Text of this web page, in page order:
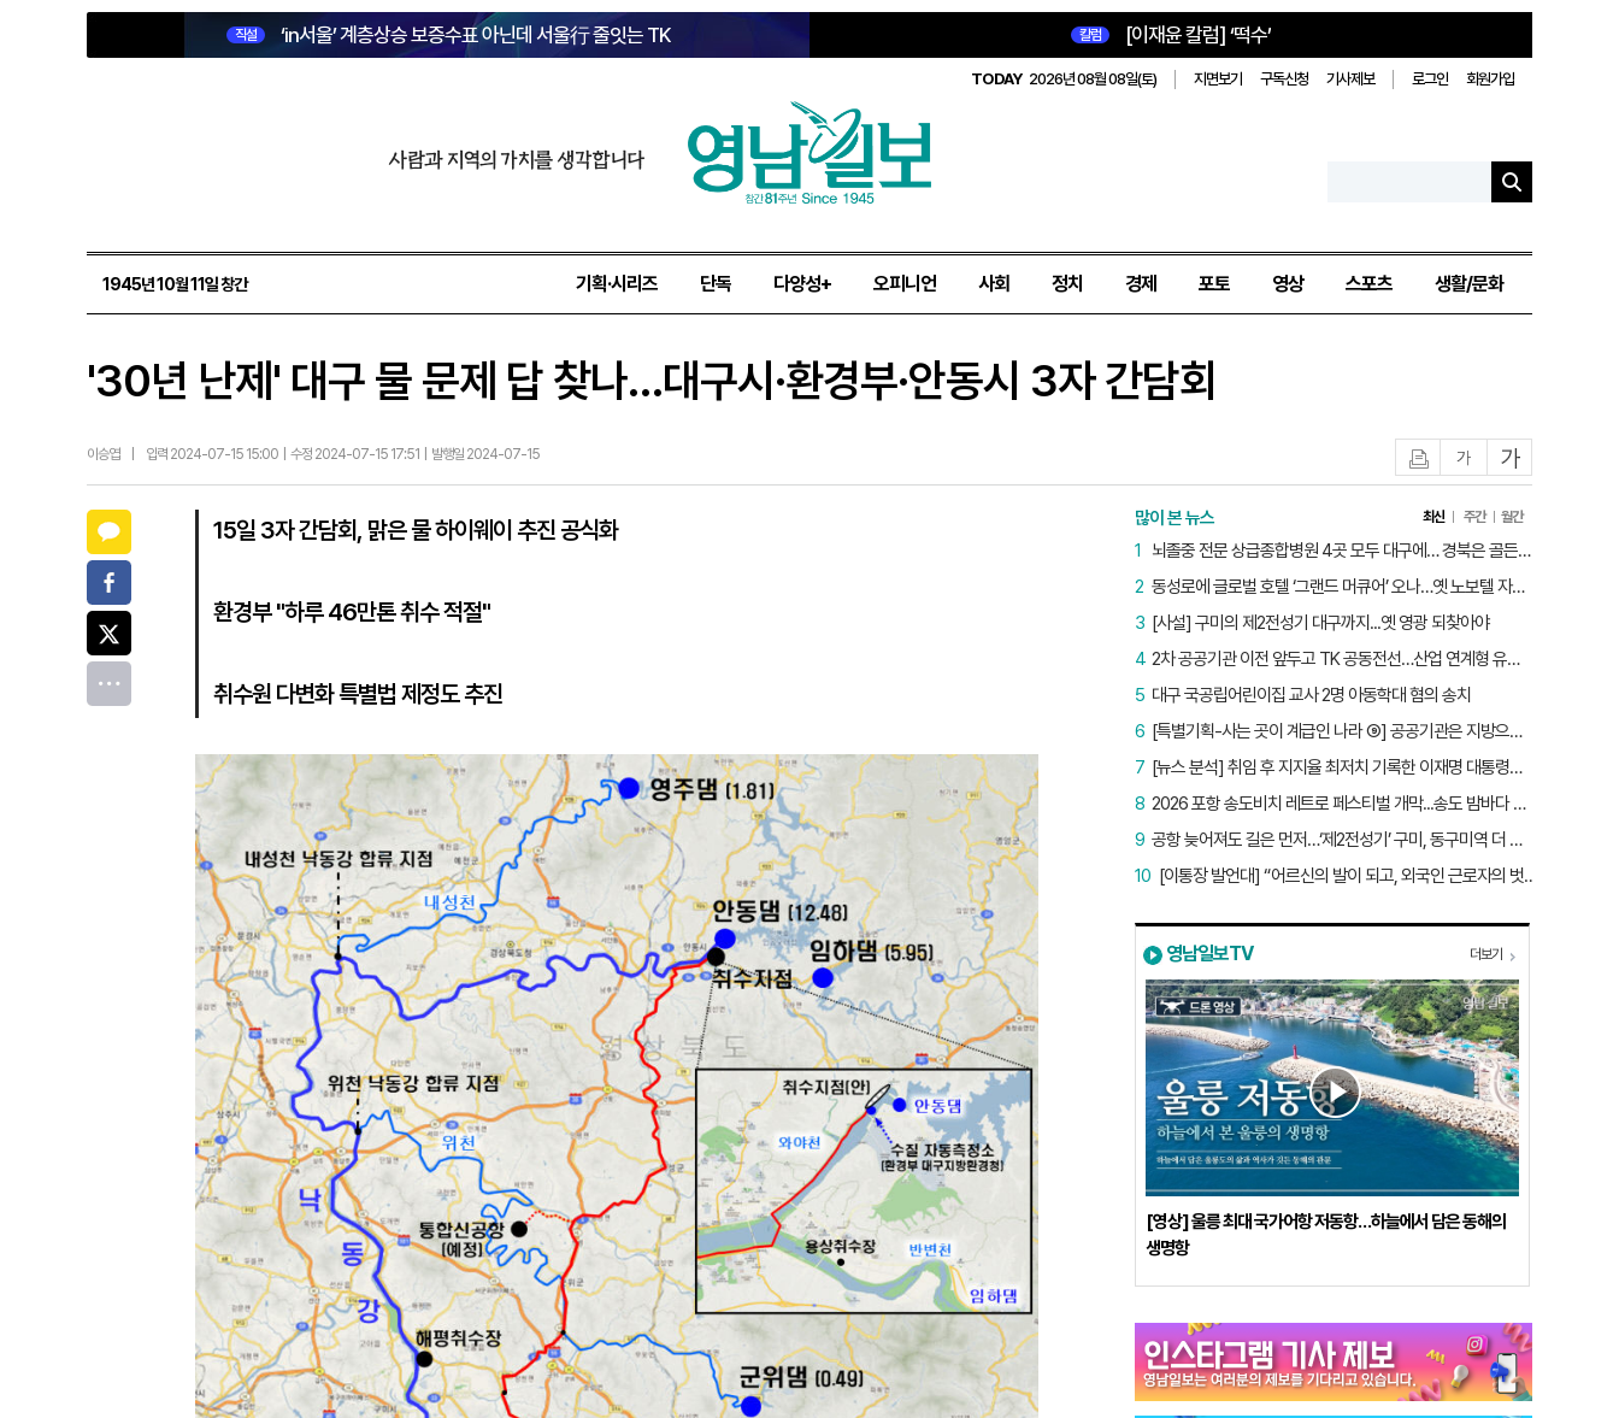
직설 ‘in서울’ 계층상승 보증수표 아닌데 서울行 줄잇는 TK 칼럼 [이재윤 칼럼] ‘떡수’
TODAY 2026년 08월 08일(토) 지면보기 구독신청 기사제보 로그인 회원가입
사람과 지역의 가치를 생각합니다
1945년 10월 11일 창간 기획·시리즈 단독 다양성+ 오피니언 사회 정치 경제 포토 영상 스포츠 생활/문화
'30년 난제' 대구 물 문제 답 찾나…대구시·환경부·안동시 3자 간담회
이승엽 입력 2024-07-15 15:00 | 수정 2024-07-15 17:51 | 발행일 2024-07-15 글자작게글자크게
15일 3자 간담회, 맑은 물 하이웨이 추진 공식화
환경부 "하루 46만톤 취수 적절"
취수원 다변화 특별법 제정도 추진
많이 본 뉴스 최신 주간 월간
뇌졸중 전문 상급종합병원 4곳 모두 대구에… 경북은 골든타임 사각지대
1
동성로에 글로벌 호텔 ‘그랜드 머큐어’ 오나…옛 노보텔 자리 사무실 개설
2
[사설] 구미의 제2전성기 대구까지...옛 영광 되찾아야
3
2차 공공기관 이전 앞두고 TK 공동전선…산업 연계형 유치 승부수
4
대구 국공립어린이집 교사 2명 아동학대 혐의 송치
5
[특별기획-사는 곳이 계급인 나라 ⑨] 공공기관은 지방으로 왔지만, 그들이 사는 곳은 서울이었다
6
[뉴스 분석] 취임 후 지지율 최저치 기록한 이재명 대통령…왜?
7
2026 포항 송도비치 레트로 페스티벌 개막...송도 밤바다 달군 레트로 열기
8
공항 늦어져도 길은 먼저…‘제2전성기’ 구미, 동구미역 더 절실
9
[이통장 발언대] “어르신의 발이 되고, 외국인 근로자의 벗이 되고”…박상철 이장의 ‘사람 농사’
10
영남일보TV 더보기
[영상] 울릉 최대 국가어항 저동항…하늘에서 담은 동해의
생명항